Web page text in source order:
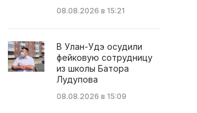
08.08.2026 в 15:21
В Улан-Удэ осудили
фейковую сотрудницу
из школы Батора
Лудупова
08.08.2026 в 15:09